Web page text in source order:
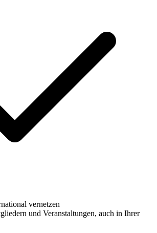
vernetzen
und Veranstaltungen, auch in Ihrer